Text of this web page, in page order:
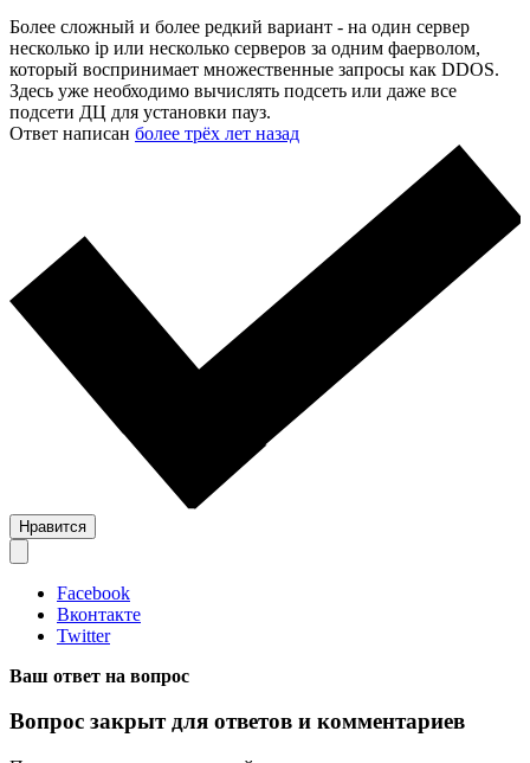
Более сложный и более редкий вариант - на один сервер
несколько ip или несколько серверов за одним фаерволом,
который воспринимает множественные запросы как DDOS.
Здесь уже необходимо вычислять подсеть или даже все
подсети ДЦ для установки пауз.
Ответ написан более трёх лет назад
Нравится
Facebook
Вконтакте
Twitter
Ваш ответ на вопрос
Вопрос закрыт для ответов и комментариев